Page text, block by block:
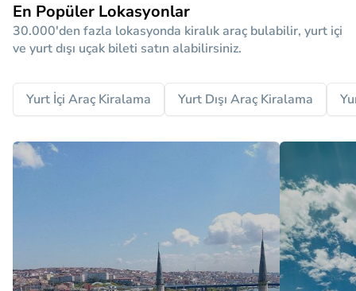
En Popüler Lokasyonlar
30.000'den fazla lokasyonda kiralık araç bulabilir, yurt içi
ve yurt dışı uçak bileti satın alabilirsiniz.
Yurt İçi Araç Kiralama Yurt Dışı Araç Kiralama